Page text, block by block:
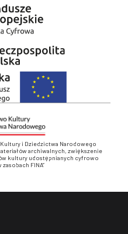
i Dziedzictwa Narodowego
archiwalnych, zwiększenie
kultury udostępnianych cyfrowo
FINA”